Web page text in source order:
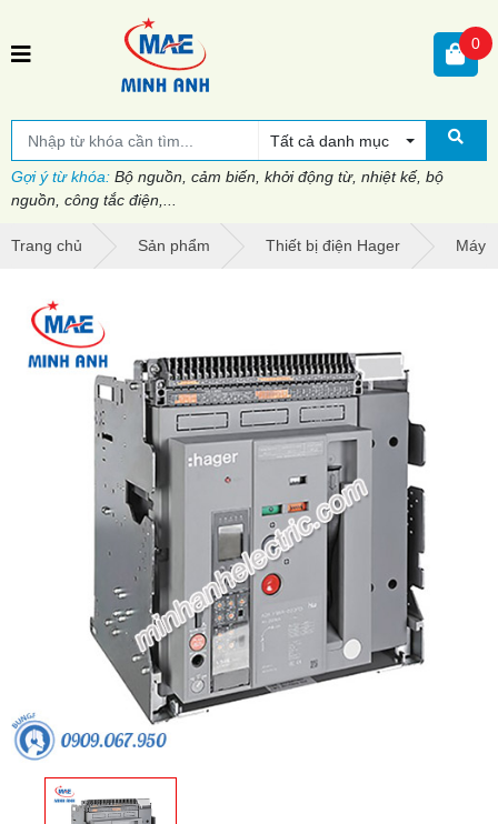
Tất cả danh mục
Gợi ý từ khóa: Bộ nguồn, cảm biến, khởi động từ, nhiệt kế, bộ
nguồn, công tắc điện,...
0
Trang chủ Sản phẩm Thiết bị điện Hager Máy